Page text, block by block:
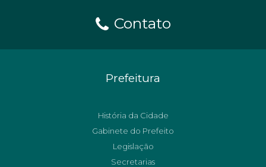
Contato
Prefeitura
História da Cidade
Gabinete do Prefeito
Legislação
Secretarias